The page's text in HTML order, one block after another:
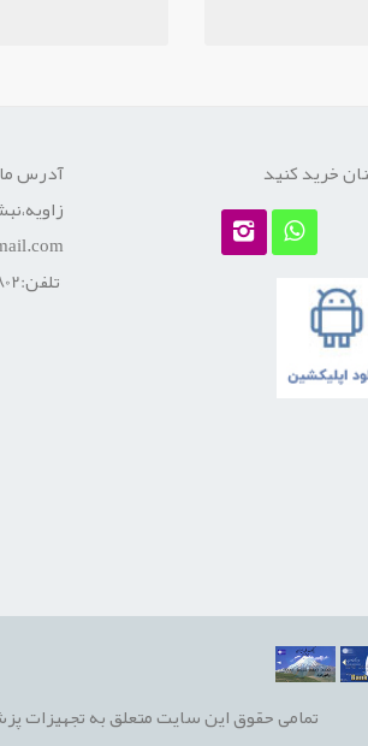
خرید کنید
آدرس
تلفن:09165266802-09169319562
تمامی حقوق این سایت متعلق به تجهیزات